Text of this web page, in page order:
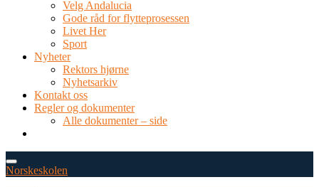
Velg Andalucia
Gode råd for flytteprosessen
Livet Her
Sport
Nyheter
Rektors hjørne
Nyhetsarkiv
Kontakt oss
Regler og dokumenter
Alle dokumenter – side
Norskeskolen